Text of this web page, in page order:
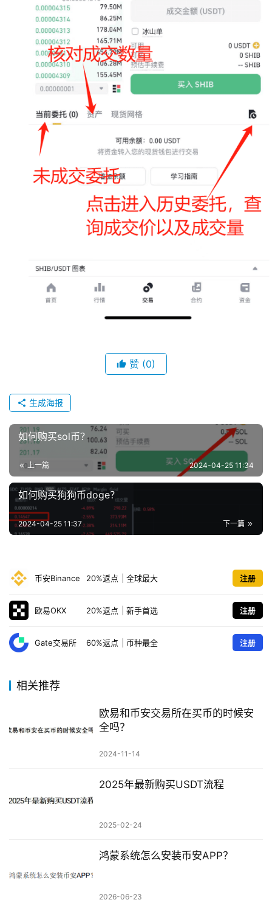
赞 (0)
生成海报
如何购买sol币？
上一篇 2024-04-25 11:34
如何购买狗狗币doge？
下一篇
2024-04-25 11:37
币安Binance 20%返点 全球最大 注册
欧易OKX 20%返点 新手首选 注册
Gate交易所 60%返点 币种最全 注册
相关推荐
欧易和币安交易所在买币的时候安
全吗？
2024-11-14
2025年最新购买USDT流程
2025-02-24
鸿蒙系统怎么安装币安APP？
2026-06-23